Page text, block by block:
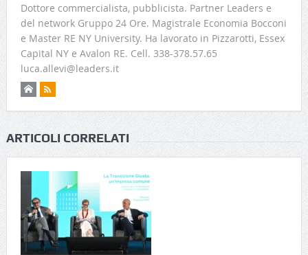
Dottore commercialista, pubblicista. Partner Leaders e
del network Gruppo 24 Ore. Magistrale Economia Bocconi
e Master RE NY University. Ha lavorato in Pizzarotti, Essex
Capital NY e Avalon RE. Cell. 338-378.57.65
luca.allevi@leaders.it
ARTICOLI CORRELATI